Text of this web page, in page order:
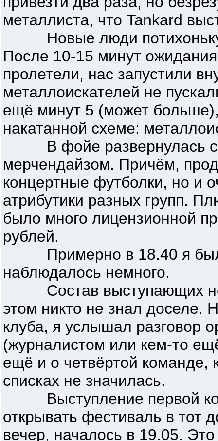
металлиста, что Tankard
Новые люди потихоньку
После 10-15 минут
пролетели, нас запустили
металлоискателей не
ещё минут 5 (может
накатанной схеме:
В фойе развернулась
мерчендайзом. Причём,
концертные футболки, но и
атрибутики разных групп.
было много лицензионной
рублей.
Примерно в 18.40 я был
наблюдалось немного.
Состав выступающих
этом никто не знал доселе.
клуба, я услышал разговор
(журналистом или кем-то
ещё и о четвёртой команде,
списках не значилась.
Выступление первой
открывать фестиваль в тот
вечер, началось в 19.05.